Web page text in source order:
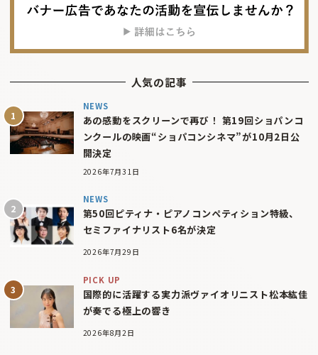
人気の記事
NEWS
あの感動をスクリーンで再び！ 第19回ショパンコ
ンクールの映画“ショパコンシネマ”が10月2日公
開決定
2026年7月31日
NEWS
第50回ピティナ・ピアノコンペティション特級、
セミファイナリスト6名が決定
2026年7月29日
PICK UP
国際的に活躍する実力派ヴァイオリニスト松本紘佳
が奏でる極上の響き
2026年8月2日